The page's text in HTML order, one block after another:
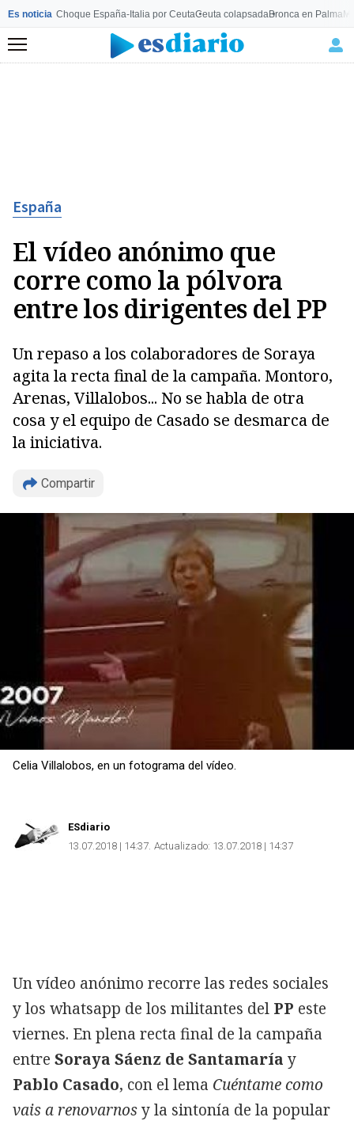
Es noticia Choque España-Italia por CeutaCeuta colapsadaBronca en Palma
Menú
España
El vídeo anónimo que
corre como la pólvora
entre los dirigentes del PP
Un repaso a los colaboradores de Soraya
agita la recta final de la campaña. Montoro,
Arenas, Villalobos... No se habla de otra
cosa y el equipo de Casado se desmarca de
la iniciativa.
Compartir
Copiar
Celia Villalobos, en un fotograma del vídeo.
ESdiario
13.07.2018 | 14:37 Actualizado: 13.07.2018 | 14:37
Un vídeo anónimo recorre las redes sociales
y los whatsapp de los militantes del PP este
viernes. En plena recta final de la campaña
entre Soraya Sáenz de Santamaría y
Pablo Casado, con el lema Cuéntame como
vais a renovarnosy la sintonía de la popular